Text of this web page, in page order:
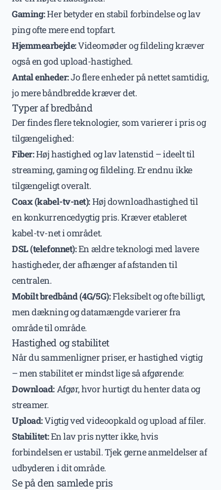
Gaming:Her betyder en stabil forbindelse og lav
ping ofte mere end topfart.
Hjemmearbejde:Videomøder og fildeling kræver
også en god upload-hastighed.
Antal enheder:Jo flere enheder på nettet samtidig,
jo mere båndbredde kræver det.
Typer af bredbånd
Der findes flere teknologier, som varierer i pris og
tilgængelighed:
Fiber:Høj hastighed og lav latenstid – ideelt til
streaming, gaming og fildeling. Er endnu ikke
tilgængeligt overalt.
Coax (kabel-tv-net):Høj downloadhastighed til
en konkurrencedygtig pris. Kræver etableret
kabel-tv-net i området.
DSL (telefonnet):En ældre teknologi med lavere
hastigheder, der afhænger af afstanden til
centralen.
Mobilt bredbånd (4G/5G):Fleksibelt og ofte billigt,
men dækning og datamængde varierer fra
område til område.
Hastighed og stabilitet
Når du sammenligner priser, er hastighed vigtig
– men stabilitet er mindst lige så afgørende:
Download:Afgør, hvor hurtigt du henter data og
streamer.
Upload:Vigtig ved videoopkald og upload af filer.
Stabilitet:En lav pris nytter ikke, hvis
forbindelsen er ustabil. Tjek gerne anmeldelser af
udbyderen i dit område.
Se på den samlede pris